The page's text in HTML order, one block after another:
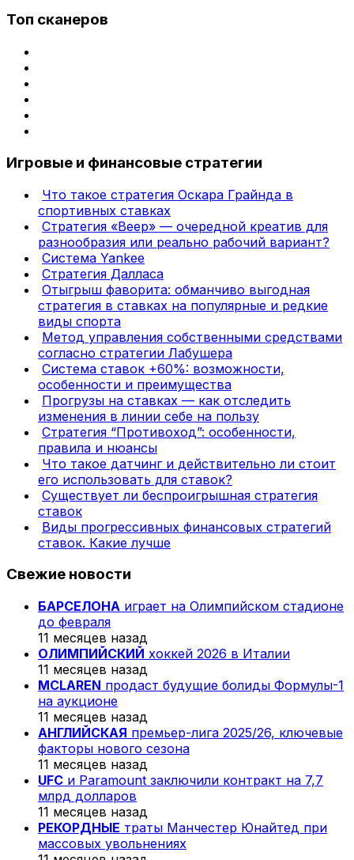
Топ сканеров
Игровые и финансовые стратегии
Что такое стратегия Оскара Грайнда в
спортивных ставках
Стратегия «Веер» — очередной креатив для
разнообразия или реально рабочий вариант?
Система Yankee
Стратегия Далласа
Отыгрыш фаворита: обманчиво выгодная
стратегия в ставках на популярные и редкие
виды спорта
Метод управления собственными средствами
согласно стратегии Лабушера
Система ставок +60%: возможности,
особенности и преимущества
Прогрузы на ставках — как отследить
изменения в линии себе на пользу
Стратегия “Противоход”: особенности,
правила и нюансы
Что такое датчинг и действительно ли стоит
его использовать для ставок?
Существует ли беспроигрышная стратегия
ставок
Виды прогрессивных финансовых стратегий
ставок. Какие лучше
Свежие новости
БАРСЕЛОНА играет на Олимпийском стадионе
до февраля
11 месяцев назад
ОЛИМПИЙСКИЙ хоккей 2026 в Италии
11 месяцев назад
MCLAREN продаст будущие болиды Формулы-1
на аукционе
11 месяцев назад
АНГЛИЙСКАЯ премьер-лига 2025/26, ключевые
факторы нового сезона
11 месяцев назад
UFC и Paramount заключили контракт на 7,7
млрд долларов
11 месяцев назад
РЕКОРДНЫЕ траты Манчестер Юнайтед при
массовых увольнениях